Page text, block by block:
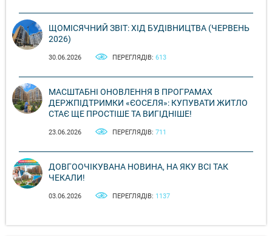
ЩОМІСЯЧНИЙ ЗВІТ: ХІД БУДІВНИЦТВА (ЧЕРВЕНЬ
2026)
30.06.2026 ПЕРЕГЛЯДІВ: 613
МАСШТАБНІ ОНОВЛЕННЯ В ПРОГРАМАХ
ДЕРЖПІДТРИМКИ «ЄОСЕЛЯ»: КУПУВАТИ ЖИТЛО
СТАЄ ЩЕ ПРОСТІШЕ ТА ВИГІДНІШЕ!
23.06.2026 ПЕРЕГЛЯДІВ: 711
ДОВГООЧІКУВАНА НОВИНА, НА ЯКУ ВСІ ТАК
ЧЕКАЛИ!
03.06.2026 ПЕРЕГЛЯДІВ: 1137